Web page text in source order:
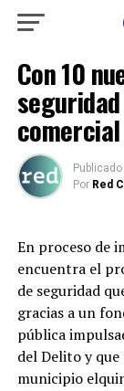
Con 10
Publicado
Por Red
En proceso de
encuentra el
de seguridad
gracias a un
pública
del Delito y
municipio